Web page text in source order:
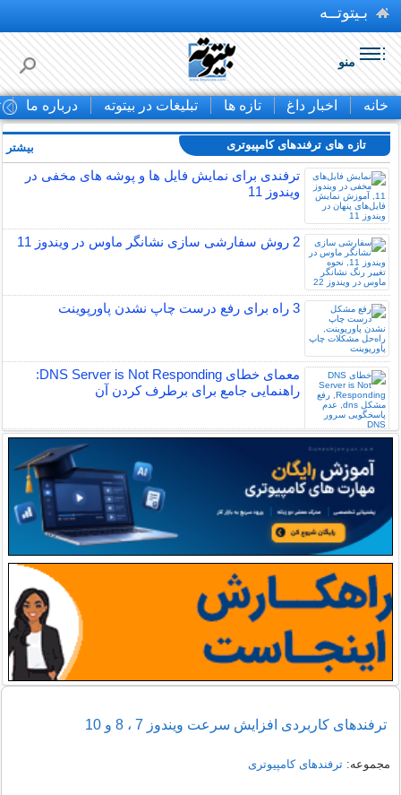
بـیتوتــه
منو
خانه اخبار داغ تازه ها تبلیغات در بیتوته درباره ما
تازه های ترفندهای کامپیوتری
ترفندی برای نمایش فایل ها و پوشه های مخفی در
ویندوز 11
2 روش سفارشی سازی نشانگر ماوس در ویندوز 11
3 راه برای رفع درست چاپ نشدن پاورپوینت
معمای خطای DNS Server is Not Responding:
راهنمایی جامع برای برطرف کردن آن
بیشتر
ترفندهای کاربردی افزایش سرعت ویندوز 7 ، 8 و 10
مجموعه:ترفندهای کامپیوتری